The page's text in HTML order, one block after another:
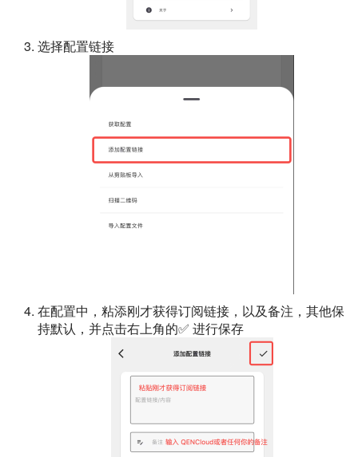
选择配置链接
在配置中，粘添刚才获得订阅链接，以及备注，其他保
持默认，并点击右上角的✅ 进行保存